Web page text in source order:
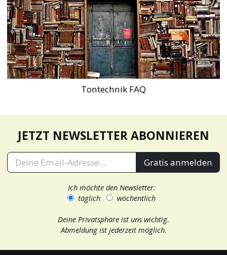
Tontechnik FAQ
JETZT NEWSLETTER ABONNIEREN
Gratis anmelden
Ich möchte den Newsletter:
täglich
wöchentlich
Deine Privatsphäre ist uns wichtig.
Abmeldung ist jederzeit möglich.